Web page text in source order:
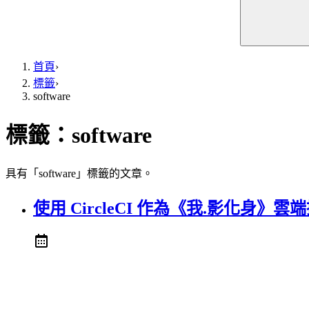
首頁›
標籤›
software
標籤： software
具有「software」標籤的文章。
使用 CircleCI 作為《我.影化身》雲